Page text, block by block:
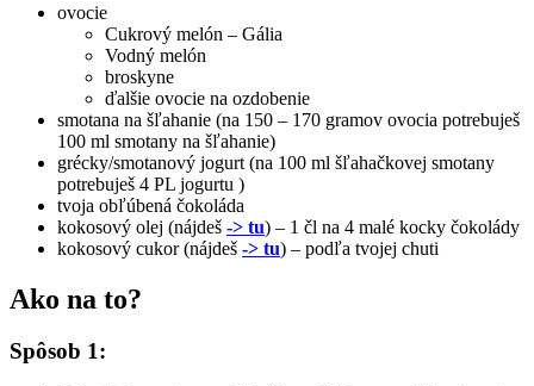
ovocie
Cukrový melón – Gália
Vodný melón
broskyne
ďalšie ovocie na ozdobenie
smotana na šľahanie (na 150 – 170 gramov ovocia potrebuješ
100 ml smotany na šľahanie)
grécky/smotanový jogurt (na 100 ml šľahačkovej smotany
potrebuješ 4 PL jogurtu )
tvoja obľúbená čokoláda
kokosový olej (nájdeš -> tu) – 1 čl na 4 malé kocky čokolády
kokosový cukor (nájdeš -> tu) – podľa tvojej chuti
Ako na to?
Spôsob 1: